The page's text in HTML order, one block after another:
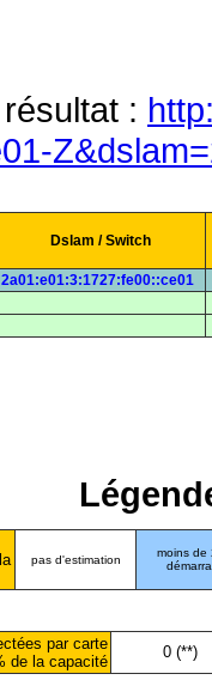
:
Dslam / Switch
2a01:e01:3:1727:fe00::ce01
pas d'estimation
moins de
par carte
de la capacité
0 (**)